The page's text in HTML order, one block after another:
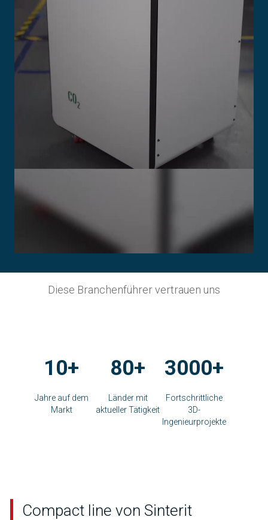
Diese Branchenführer vertrauen uns
10+
Jahre auf dem
Markt
80+
Länder mit
aktueller Tätigkeit
3000+
Fortschrittliche
3D-
Ingenieurprojekte
Compact line von Sinterit